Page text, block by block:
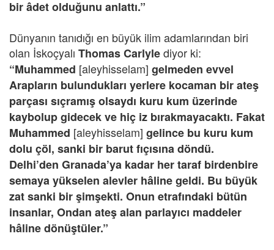
bir âdet olduğunu anlattı.”
Dünyanın tanıdığı en büyük ilim adamlarından biri
olan İskoçyalı Thomas Carlylediyor ki:
“Muhammed [aleyhisselam] gelmeden evvel
Arapların bulundukları yerlere kocaman bir ateş
parçası sıçramış olsaydı kuru kum üzerinde
kaybolup gidecek ve hiç iz bırakmayacaktı. Fakat
Muhammed [aleyhisselam] gelince bu kuru kum
dolu çöl, sanki bir barut fıçısına döndü.
Delhi’den Granada’ya kadar her taraf birdenbire
semaya yükselen alevler hâline geldi. Bu büyük
zat sanki bir şimşekti. Onun etrafındaki bütün
insanlar, Ondan ateş alan parlayıcı maddeler
hâline dönüştüler.”